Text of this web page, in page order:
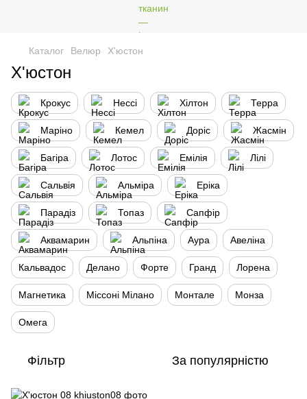
Каталог Велюр Х'юстон
Х'юстон
Крокус Нессі Хілтон Терра
Маріно Кемел Доріс Жасмін
Багіра Лотос Емiлiя Лілі
Сальвія Альміра Еріка
Парадіз Топаз Сапфір
Аквамарин Альпіна Аура Авеліна
Кальвадос Делано Форте Гранд Лорена
Магнетика Міссоні Мілано Монтале Монза
Омега
Фільтр За популярністю